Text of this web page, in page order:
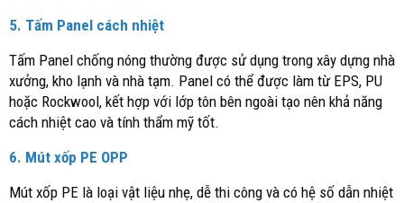
5. Tấm Panel cách nhiệt
Tấm Panel chống nóng thường được sử dụng trong xây dựng nhà
xưởng, kho lạnh và nhà tạm. Panel có thể được làm từ EPS, PU
hoặc Rockwool, kết hợp với lớp tôn bên ngoài tạo nên khả năng
cách nhiệt cao và tính thẩm mỹ tốt.
6. Mút xốp PE OPP
Mút xốp PE là loại vật liệu nhẹ, dễ thi công và có hệ số dẫn nhiệt